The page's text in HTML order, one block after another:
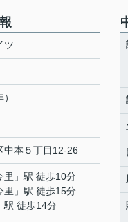
ツ
中本 ５丁目12-26
里 」駅 徒歩10分
里 」駅 徒歩15分
駅 徒歩14分